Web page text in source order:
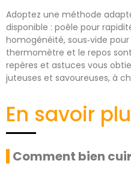
Adoptez une méthode
disponible : poêle pour
homogénéité, sous‑vide
thermomètre et le repos
repères et astuces vous
juteuses et savoureuses, à
En savoir
Comment bien